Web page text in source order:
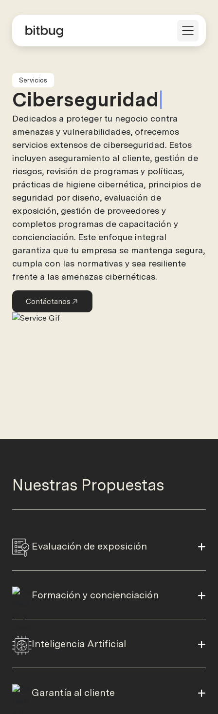
Servicios
Ciberseguridad
Dedicados a proteger tu negocio contra
amenazas y vulnerabilidades, ofrecemos
servicios extensos de ciberseguridad. Estos
incluyen aseguramiento al cliente, gestión de
riesgos, revisión de programas y políticas,
prácticas de higiene cibernética, principios de
seguridad por diseño, evaluación de
exposición, gestión de proveedores y
completos programas de capacitación y
concienciación. Este enfoque integral
garantiza que tu empresa se mantenga segura,
cumpla con las normativas y sea resiliente
frente a las amenazas cibernéticas.
Contáctanos
Nuestras Propuestas
Evaluación de exposición
Formación y concienciación
Inteligencia Artificial
Garantía al cliente